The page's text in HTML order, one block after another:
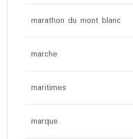
marathon du mont blanc
marche
maritimes
marque